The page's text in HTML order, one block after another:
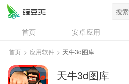
首页 安卓应用
资讯
专题
问答
首页 > 应用软件 > 天牛3d图库
天牛3d图库